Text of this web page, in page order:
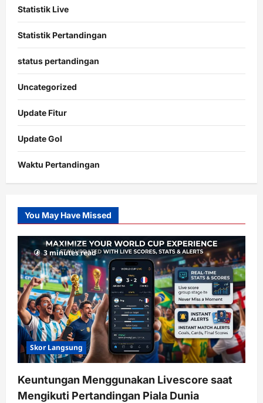
Statistik Live
Statistik Pertandingan
status pertandingan
Uncategorized
Update Fitur
Update Gol
Waktu Pertandingan
Slot
Gacor
RTP
terupdate
You May Have Missed
3 minutes read
Skor Langsung
Keuntungan Menggunakan Livescore saat
Mengikuti Pertandingan Piala Dunia